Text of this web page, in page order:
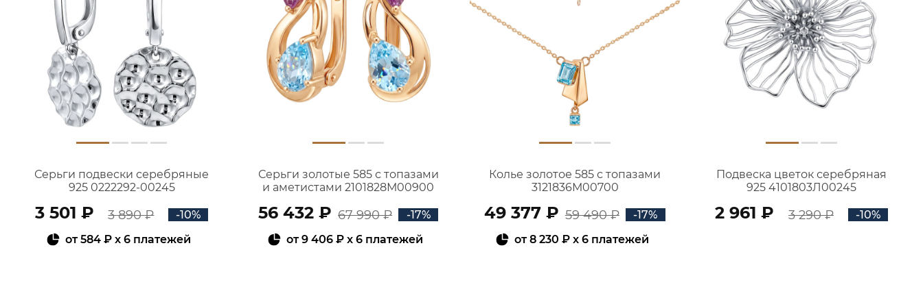
Серьги подвески серебряные
925 0222292-00245
3 501 ₽ 3 890 ₽
-10%
от584 ₽ x 6 платежей
Серьги золотые 585 с топазами
и аметистами 2101828М00900
56 432 ₽ 67 990 ₽
-17%
от9 406 ₽ x 6 платежей
Колье золотое 585 с топазами
3121836М00700
49 377 ₽ 59 490 ₽
-17%
от8 230 ₽x 6 платежей
Подвеска цветок серебряная
925 4101803Л00245
2 961 ₽ 3 290 ₽ -10%